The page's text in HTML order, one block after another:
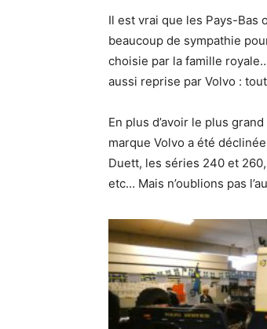
Il est vrai que les Pays-Bas
beaucoup de sympathie
choisie par la famille
aussi reprise par Volvo :
En plus d’avoir le plus
marque Volvo a été
Duett, les séries 240 et
etc… Mais n’oublions pas